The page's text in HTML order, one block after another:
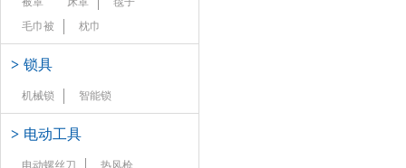
毛巾被
枕巾
> 锁具
机械锁 智能锁
> 电动工具
电动螺丝刀
热风枪